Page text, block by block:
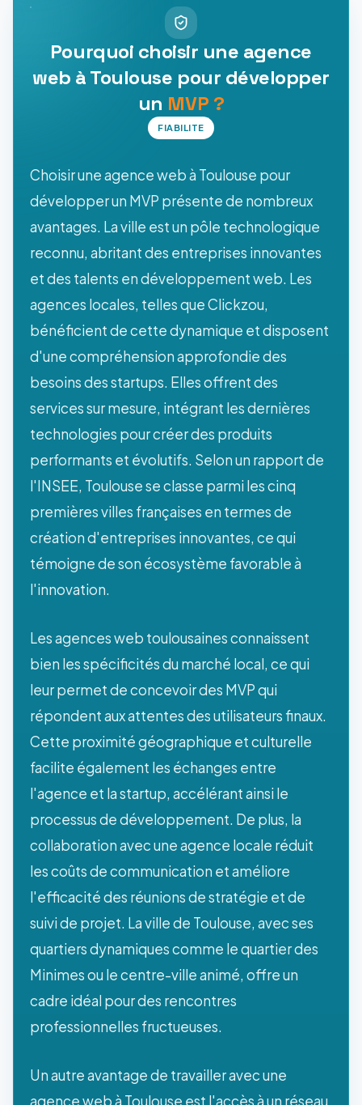
Pourquoi choisir une agence
web à Toulouse pour développer
un MVP ?
FIABILITE
Choisir une agence web à Toulouse pour
développer un MVP présente de nombreux
avantages. La ville est un pôle technologique
reconnu, abritant des entreprises innovantes
et des talents en développement web. Les
agences locales, telles que Clickzou,
bénéficient de cette dynamique et disposent
d'une compréhension approfondie des
besoins des startups. Elles offrent des
services sur mesure, intégrant les dernières
technologies pour créer des produits
performants et évolutifs. Selon un rapport de
l'INSEE, Toulouse se classe parmi les cinq
premières villes françaises en termes de
création d'entreprises innovantes, ce qui
témoigne de son écosystème favorable à
l'innovation.
Les agences web toulousaines connaissent
bien les spécificités du marché local, ce qui
leur permet de concevoir des MVP qui
répondent aux attentes des utilisateurs finaux.
Cette proximité géographique et culturelle
facilite également les échanges entre
l'agence et la startup, accélérant ainsi le
processus de développement. De plus, la
collaboration avec une agence locale réduit
les coûts de communication et améliore
l'efficacité des réunions de stratégie et de
suivi de projet. La ville de Toulouse, avec ses
quartiers dynamiques comme le quartier des
Minimes ou le centre-ville animé, offre un
cadre idéal pour des rencontres
professionnelles fructueuses.
Un autre avantage de travailler avec une
agence web à Toulouse est l'accès à un réseau